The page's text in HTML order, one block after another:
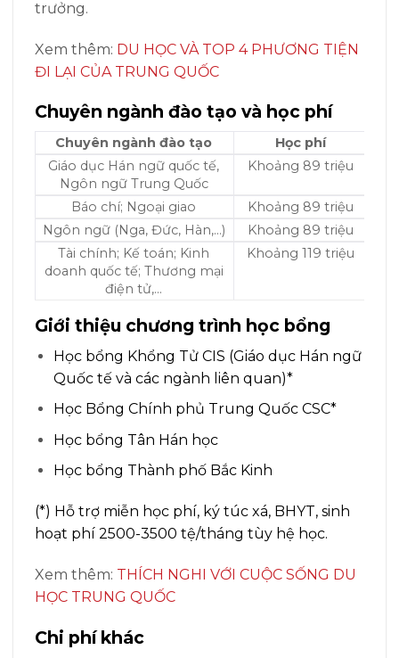
trưởng.
Xem thêm: DU HỌC VÀ TOP 4 PHƯƠNG TIỆN
ĐI LẠI CỦA TRUNG QUỐC
Chuyên ngành đào tạo và học phí
Chuyên ngành đào tạo
Học phí
Giáo dục Hán ngữ quốc tế,
Ngôn ngữ Trung Quốc
Khoảng 89 triệu
Báo chí; Ngoại giao
Khoảng 89 triệu
Ngôn ngữ (Nga, Đức, Hàn,…)
Khoảng 89 triệu
Tài chính; Kế toán; Kinh
doanh quốc tế; Thương mại
điện tử,…
Khoảng 119 triệu
Giới thiệu chương trình học bổng
Học bổng Khổng Tử CIS (Giáo dục Hán ngữ
Quốc tế và các ngành liên quan)*
Học Bổng Chính phủ Trung Quốc CSC*
Học bổng Tân Hán học
Học bổng Thành phố Bắc Kinh
(*) Hỗ trợ miễn học phí, ký túc xá, BHYT, sinh
hoạt phí 2500-3500 tệ/tháng tùy hệ học.
Xem thêm: THÍCH NGHI VỚI CUỘC SỐNG DU
HỌC TRUNG QUỐC
Chi phí khác